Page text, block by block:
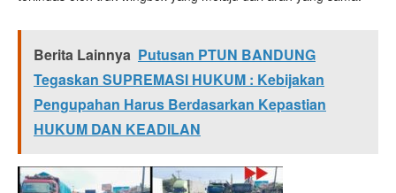
Berita Lainnya Putusan PTUN BANDUNG
Tegaskan SUPREMASI HUKUM : Kebijakan
Pengupahan Harus Berdasarkan Kepastian
HUKUM DAN KEADILAN